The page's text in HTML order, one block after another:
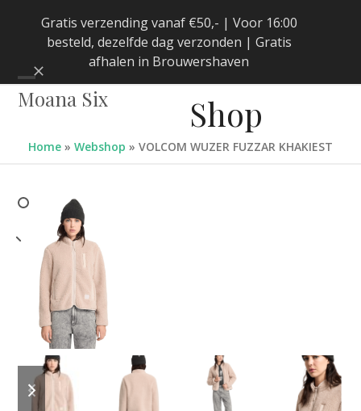
Gratis verzending vanaf €50,- | Voor 16:00
besteld, dezelfde dag verzonden | Gratis
afhalen in Brouwershaven
Negeren
Moana Six
Open
menu
Close
menu
Shop
Home » Webshop » VOLCOM WUZER FUZZAR KHAKIEST
previous
slide
next
slide